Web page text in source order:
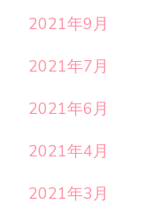
2021年9月
2021年7月
2021年6月
2021年4月
2021年3月